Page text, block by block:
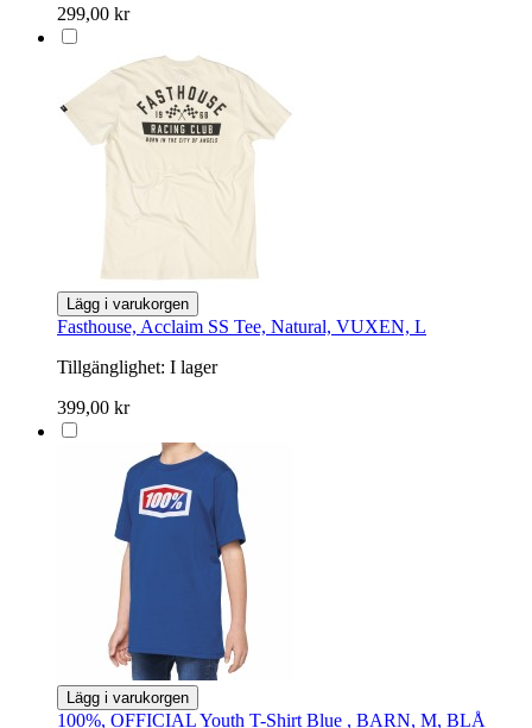
299,00 kr
Lägg i varukorgen
Fasthouse, Acclaim SS Tee, Natural, VUXEN, L
Tillgänglighet: I lager
399,00 kr
Lägg i varukorgen
100%, OFFICIAL Youth T-Shirt Blue , BARN, M, BLÅ